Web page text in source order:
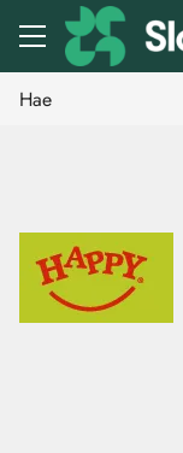
Siirry pääsisältöön